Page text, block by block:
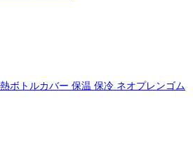
ボトルカバー 保温 保冷 ネオプレンゴム